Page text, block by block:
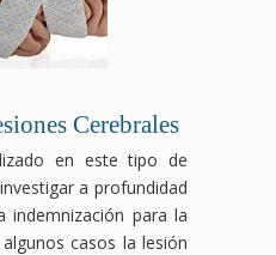
Cerebrales
en este tipo de
a profundidad
para la
casos la lesión